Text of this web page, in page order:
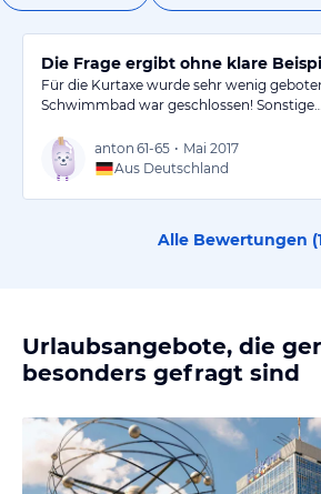
Die Frage ergibt ohne klare
Für die Kurtaxe wurde sehr wenig
Schwimmbad war geschlossen! Sonstige…
anton 61-65 • Mai 2017
Aus Deutschland
Alle Bewertungen (
Urlaubsangebote, die
besonders gefragt sind